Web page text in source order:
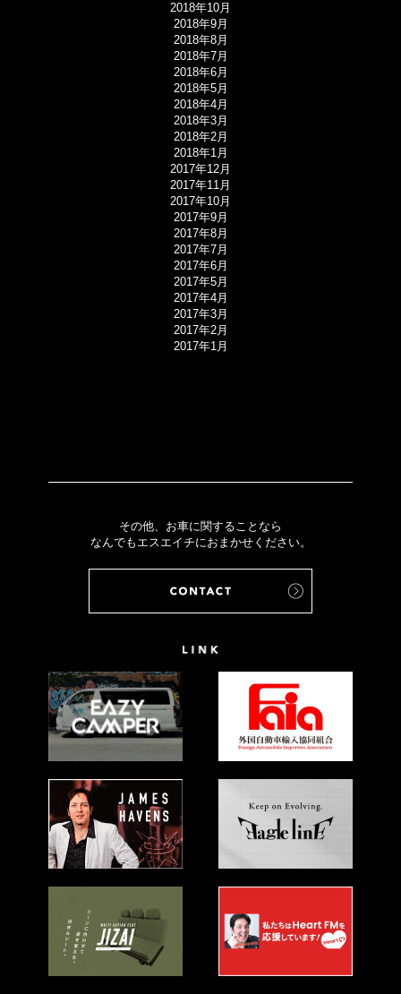
2018年10月
2018年9月
2018年8月
2018年7月
2018年6月
2018年5月
2018年4月
2018年3月
2018年2月
2018年1月
2017年12月
2017年11月
2017年10月
2017年9月
2017年8月
2017年7月
2017年6月
2017年5月
2017年4月
2017年3月
2017年2月
2017年1月
その他、お車に関することなら
なんでもエスエイチにおまかせください。